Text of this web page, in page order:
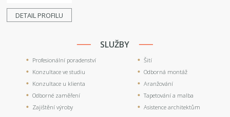
DETAIL PROFILU
SLUŽBY
Profesionální poradenství
Konzultace ve studiu
Konzultace u klienta
Odborné zaměření
Zajištění výroby
Šití
Odborná montáž
Aranžování
Tapetování a malba
Asistence architektům